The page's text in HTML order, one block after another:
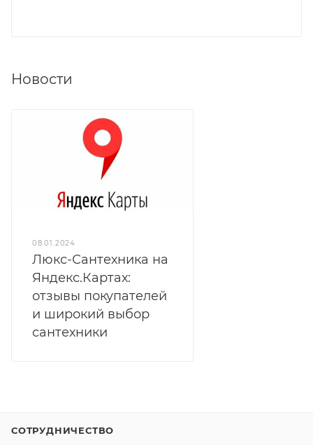
Новости
08.01.2024
Люкс-Сантехника на
Яндекс.Картах:
отзывы покупателей
и широкий выбор
сантехники
СОТРУДНИЧЕСТВО